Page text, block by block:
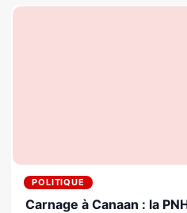
POLITIQUE
Carnage à Canaan : la